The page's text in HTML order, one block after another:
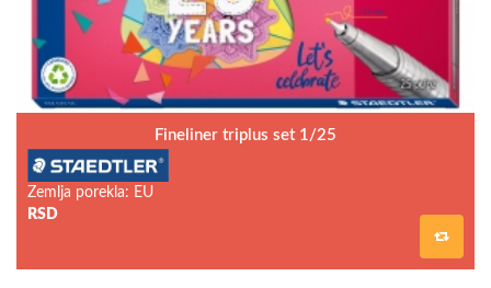
Fineliner triplus set 1/25
Zemlja porekla: EU
RSD